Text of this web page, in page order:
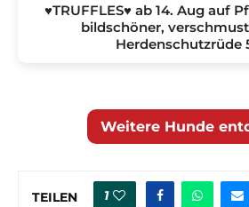
♥TRUFFLES♥ ab 14. Aug auf
bildschöner,
Herdenschutzrüde
Weitere Hunde
TEILEN 1